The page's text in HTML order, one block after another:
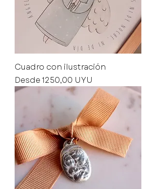
Cuadro con ilustración
Desde1250,00 UYU
Precio de oferta